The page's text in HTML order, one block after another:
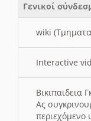
Γενικοί
wiki
Interactive
Βικιπαιδεια
Ας
περιεχόμενο